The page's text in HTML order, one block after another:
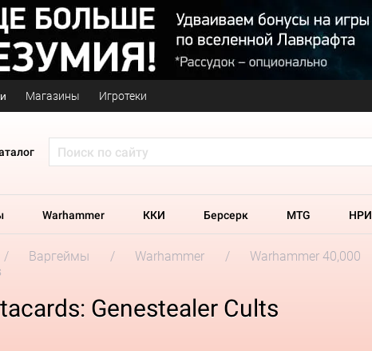
Магазины Игротеки
Warhammer ККИ Берсерк MTG НРИ
Варгеймы Warhammer Warhammer 40,000
Genestealer Cults